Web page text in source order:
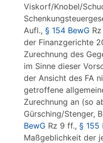
Viskorf/Knobel/
Aufl., § 154 BewG
der Finanzgerichte
Zurechnung des
im Sinne dieser
der Ansicht des FA
getroffene
Zurechnung an (so
Gürsching/Stenger,
BewG Rz 9 ff., § 155
Maßgeblichkeit der